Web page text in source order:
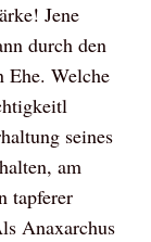
Jene
durch den
Ehe. Welche
seines
am
tapferer
Anaxarchus